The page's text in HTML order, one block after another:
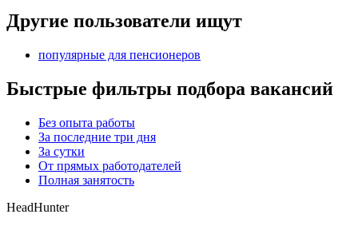
Другие пользователи ищут
популярные для пенсионеров
Быстрые фильтры подбора вакансий
Без опыта работы
За последние три дня
За сутки
От прямых работодателей
Полная занятость
HeadHunter